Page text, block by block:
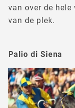
van over de hele
van de plek.
Palio di Siena